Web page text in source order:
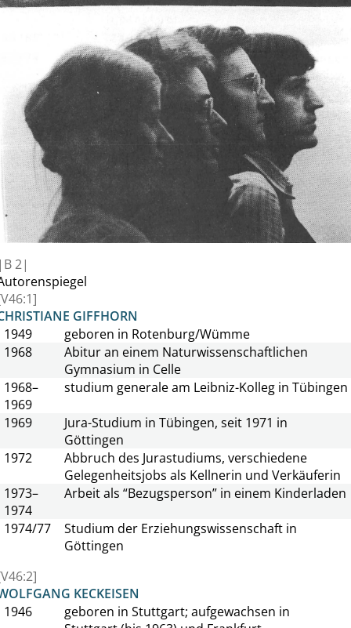
B2|
GIFFHORN
1949
geboren in Rotenburg/Wümme
1968
Abitur an einem Naturwissenschaftlichen
Gymnasium in Celle
1968–
1969
studium generaleam Leibniz-Kolleg in Tübingen
1969
Jura-Studium in Tübingen, seit 1971 in
Göttingen
1972
Abbruch des Jurastudiums, verschiedene
Gelegenheitsjobs als Kellnerin und Verkäuferin
1973–
1974
Arbeit als “Bezugsperson”in einem Kinderladen
1974/77
Studium der Erziehungswissenschaft in
Göttingen
KECKEISEN
1946
geboren in Stuttgart; aufgewachsen in